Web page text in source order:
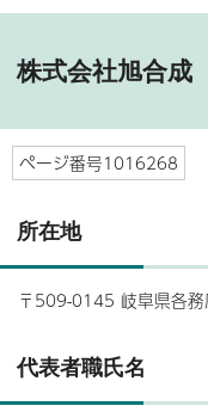
株式会社旭合成
ページ番号1016268
所在地
〒509-0145 岐阜県各
代表者職氏名